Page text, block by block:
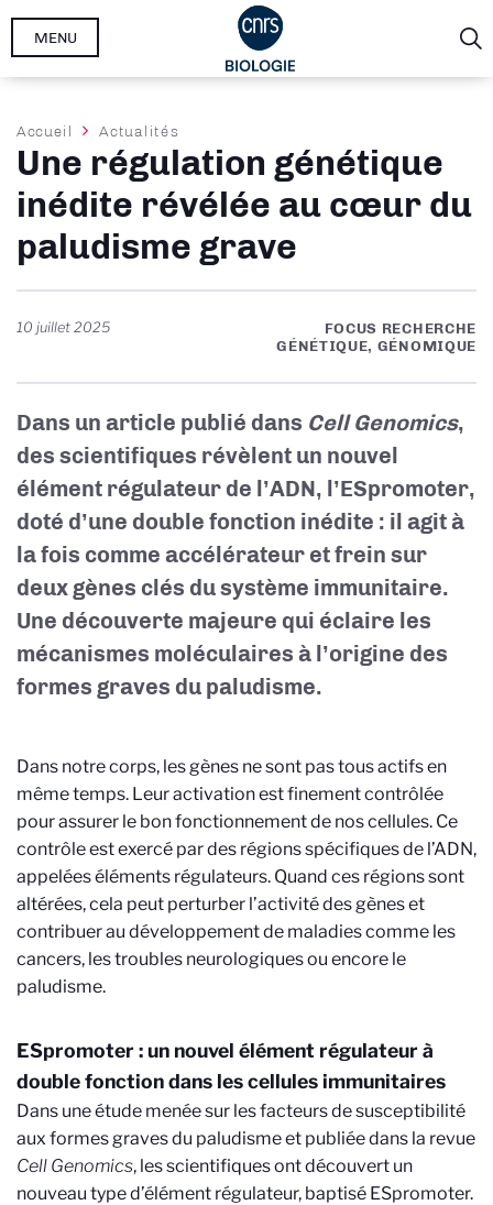
Aller
MENU
Fil
d'Ariane
Accueil Actualités
Une régulation génétique
inédite révélée au cœur du
paludisme grave
10 juillet 2025
FOCUS RECHERCHE
GÉNÉTIQUE, GÉNOMIQUE
Dans un article publié dans Cell Genomics,
des scientifiques révèlent un nouvel
élément régulateur de l’ADN, l’ESpromoter,
doté d’une double fonction inédite : il agit à
la fois comme accélérateur et frein sur
deux gènes clés du système immunitaire.
Une découverte majeure qui éclaire les
mécanismes moléculaires à l’origine des
formes graves du paludisme.
Dans notre corps, les gènes ne sont pas tous actifs en
même temps. Leur activation est finement contrôlée
pour assurer le bon fonctionnement de nos cellules. Ce
contrôle est exercé par des régions spécifiques de l’ADN,
appelées éléments régulateurs. Quand ces régions sont
altérées, cela peut perturber l’activité des gènes et
contribuer au développement de maladies comme les
cancers, les troubles neurologiques ou encore le
paludisme.
ESpromoter : un nouvel élément régulateur à
double fonction dans les cellules immunitaires
Dans une étude menée sur les facteurs de susceptibilité
aux formes graves du paludisme et publiée dans la revue
Cell Genomics, les scientifiques ont découvert un
nouveau type d’élément régulateur, baptisé ESpromoter.